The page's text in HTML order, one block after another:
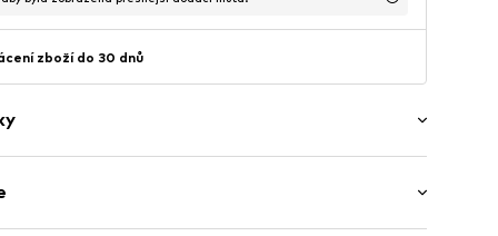
zboží do 30 dnů
povrch